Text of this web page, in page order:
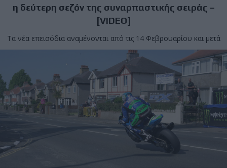
η δεύτερη σεζόν της συναρπαστικής σειράς –
[VIDEO]
Τα νέα επεισόδια αναμένονται από τις 14 Φεβρουαρίου και μετά